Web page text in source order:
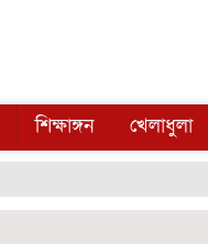
শিক্ষাঙ্গন খেলাধুলা